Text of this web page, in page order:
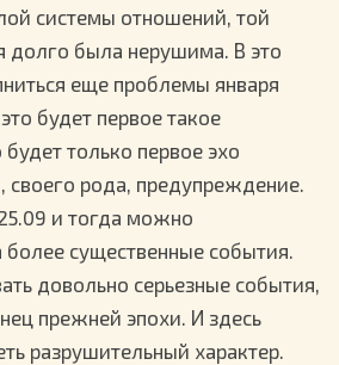
системы отношений, той
долго была нерушима. В это
еще проблемы января
будет первое такое
только первое эхо
своего рода, предупреждение.
и тогда можно
более существенные события.
довольно серьезные события,
прежней эпохи. И здесь
разрушительный характер.